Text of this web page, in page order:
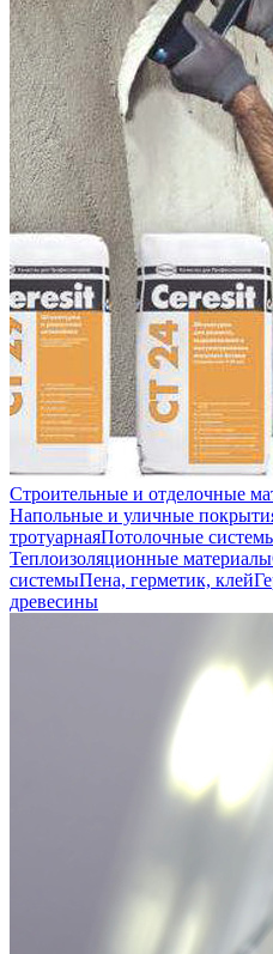
Строительные и отделочные
Напольные и уличные
тротуарнаяПотолочные
Теплоизоляционные материалы
системыПена, герметик, клей
древесины